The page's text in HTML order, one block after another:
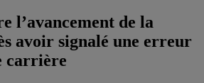
l’avancement de la
avoir signalé une erreur
carrière